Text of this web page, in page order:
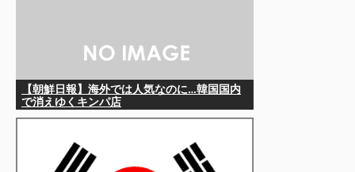
【朝鮮日報】海外では人気なのに…韓国国内
で消えゆくキンパ店